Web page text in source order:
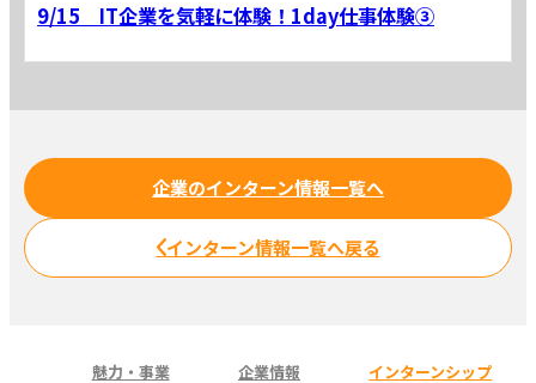
9/15 IT企業を気軽に体験！1day仕事体験③
企業のインターン情報一覧へ
インターン情報一覧へ戻る
魅力・事業 企業情報 インターンシップ